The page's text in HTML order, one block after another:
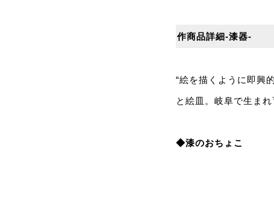
作商品詳細-漆器-
“絵を描くように即興
と絵皿。岐阜で生ま
◆漆のおちょこ